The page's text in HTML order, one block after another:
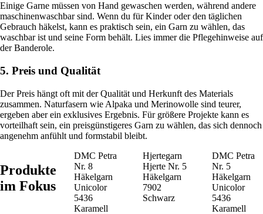
Einige Garne müssen von Hand gewaschen werden, während andere
maschinenwaschbar sind. Wenn du für Kinder oder den täglichen
Gebrauch häkelst, kann es praktisch sein, ein Garn zu wählen, das
waschbar ist und seine Form behält. Lies immer die Pflegehinweise auf
der Banderole.
5. Preis und Qualität
Der Preis hängt oft mit der Qualität und Herkunft des Materials
zusammen. Naturfasern wie Alpaka und Merinowolle sind teurer,
ergeben aber ein exklusives Ergebnis. Für größere Projekte kann es
vorteilhaft sein, ein preisgünstigeres Garn zu wählen, das sich dennoch
angenehm anfühlt und formstabil bleibt.
Produkte
im Fokus
DMC Petra
Nr. 8
Häkelgarn
Unicolor
5436
Karamell
Hjertegarn
Hjerte Nr. 5
Häkelgarn
7902
Schwarz
DMC Petra
Nr. 5
Häkelgarn
Unicolor
5436
Karamell